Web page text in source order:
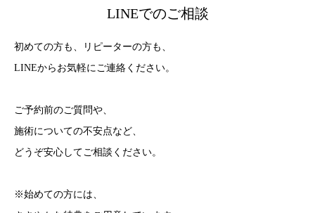
LINEでのご相談
初めての方も、リピーターの方も、
LINEからお気軽にご連絡ください。
ご予約前のご質問や、
施術についての不安点など、
どうぞ安心してご相談ください。
※始めての方には、